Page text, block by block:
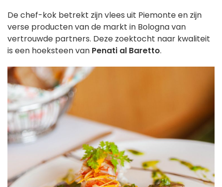
De chef-kok betrekt zijn vlees uit Piemonte en zijn
verse producten van de markt in Bologna van
vertrouwde partners. Deze zoektocht naar kwaliteit
is een hoeksteen van Penati al Baretto.